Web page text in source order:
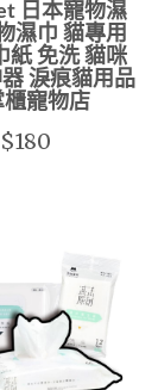
日本寵物濕
濕巾 貓專用
紙 免洗 貓咪
淚痕貓用品
櫃寵物店
$180